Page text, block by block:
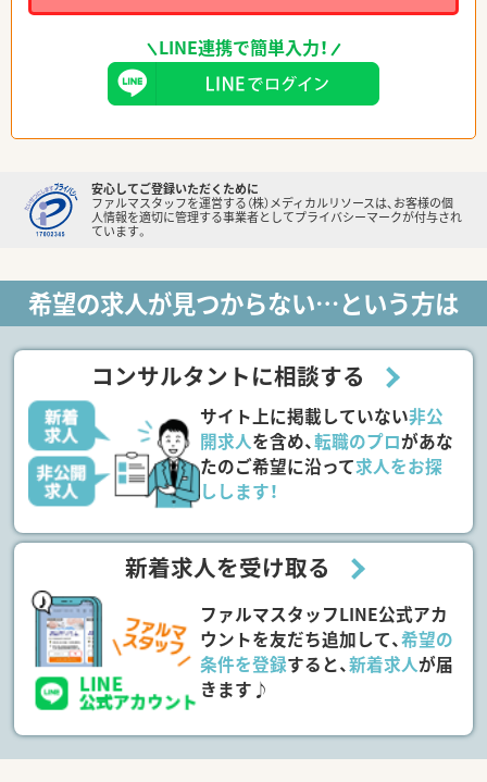
LINE連携で簡単入力！
安心してご登録いただくために
ファルマスタッフを運営する（株）メディカルリソースは、お客様の個
人情報を適切に管理する事業者としてプライバシーマークが付与され
ています。
希望の求人が見つからない…という方は
コンサルタントに相談する
サイト上に掲載していない非公
開求人を含め、転職のプロがあな
たのご希望に沿って求人をお探
しします！
新着求人を受け取る
ファルマスタッフLINE公式アカ
ウントを友だち追加して、希望の
条件を登録すると、新着求人が届
きます♪